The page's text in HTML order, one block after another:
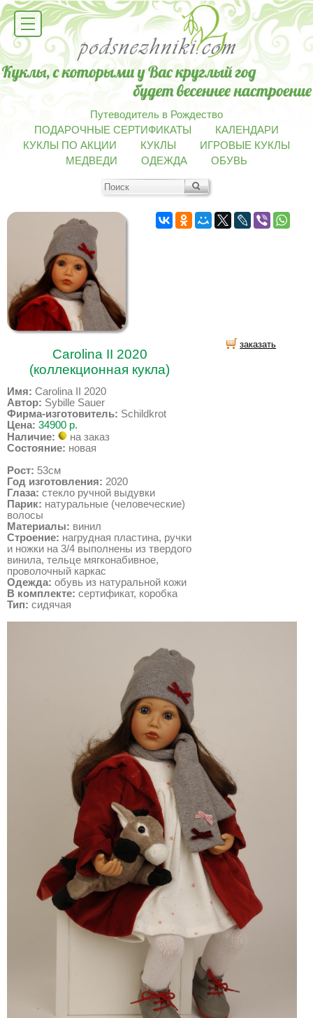
Путеводитель в Рождество
ПОДАРОЧНЫЕ СЕРТИФИКАТЫ
КАЛЕНДАРИ
КУКЛЫ ПО АКЦИИ
КУКЛЫ
ИГРОВЫЕ КУКЛЫ
МЕДВЕДИ
ОДЕЖДА ОБУВЬ
Carolina II 2020
(коллекционная кукла)
Имя: Carolina II 2020
Автор: Sybille Sauer
Фирма-изготовитель: Schildkrot
Цена: 34900 р.
Наличие:
на заказ
Состояние: новая
Рост: 53см
Год изготовления: 2020
Глаза: стекло ручной выдувки
Парик: натуральные (человеческие)
волосы
Материалы: винил
Строение: нагрудная пластина, ручки
и ножки на 3/4 выполнены из твердого
винила, тельце мягконабивное,
проволочный каркас
Одежда: обувь из натуральной кожи
В комплекте: сертификат, коробка
Тип: сидячая
заказать